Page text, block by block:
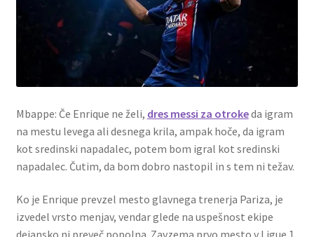
Mbappe: Če Enrique ne želi, dres messi za otrokeda igram
na mestu levega ali desnega krila, ampak hoče, da igram
kot sredinski napadalec, potem bom igral kot sredinski
napadalec. Čutim, da bom dobro nastopil in s tem ni težav.
Ko je Enrique prevzel mesto glavnega trenerja Pariza, je
izvedel vrsto menjav, vendar glede na uspešnost ekipe